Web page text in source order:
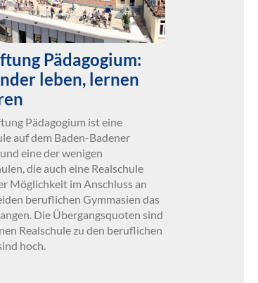
Pädagogium:
leben, lernen
Pädagogium ist eine
auf dem Baden-Badener
eine der wenigen
die auch eine Realschule
Möglichkeit im Anschluss an
beruflichen Gymmasien das
Die Übergangsquoten sind
Realschule zu den beruflichen
hoch.